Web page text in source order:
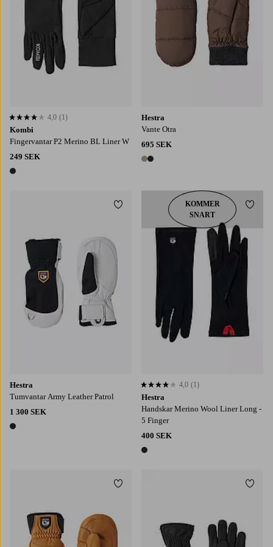
Kombi
Fingervantar P2 Merino BL Liner W
249 SEK
1 färg
4,0 baserat på 1 st betyg
4,0 (1)
Hestra
Vante Otra
695 SEK
2 färger
Hestra
Tumvantar Army Leather Patrol
1 300 SEK
1 färg
Lägg till i favoriter
Hestra
Handskar Merino Wool Liner Long -
5 Finger
400 SEK
1 färg
4,0 baserat på 1 st betyg
4,0 (1)
KOMMER
SNART
Lägg till i favoriter